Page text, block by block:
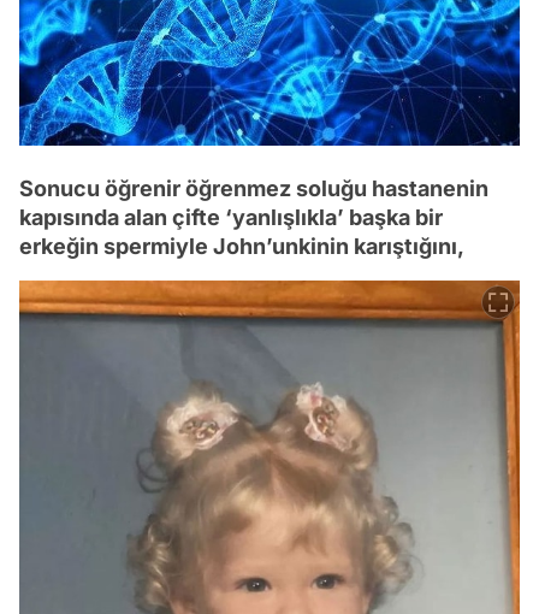
Sonucu öğrenir öğrenmez soluğu hastanenin
kapısında alan çifte ‘yanlışlıkla’ başka bir
erkeğin spermiyle John’unkinin karıştığını,